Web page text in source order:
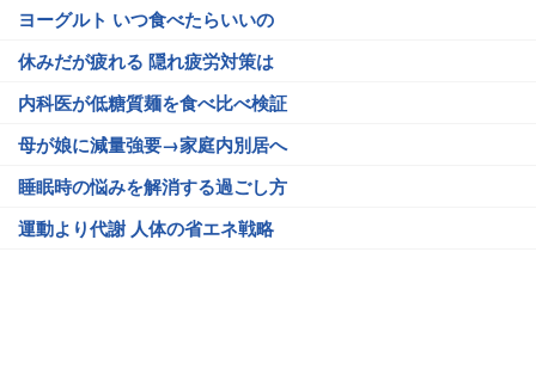
ヨーグルト いつ食べたらいいの
休みだが疲れる 隠れ疲労対策は
内科医が低糖質麺を食べ比べ検証
母が娘に減量強要→家庭内別居へ
睡眠時の悩みを解消する過ごし方
運動より代謝 人体の省エネ戦略